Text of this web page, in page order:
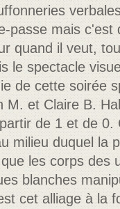
passe mais c'est
quand il veut,
le spectacle
de cette soirée
M. et Claire B.
de 1 et de 0.
milieu duquel la
les corps des
blanches
cet alliage à la